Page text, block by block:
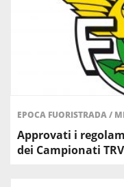
EPOCA FUORISTRADA/
Approvati i
dei Campionati